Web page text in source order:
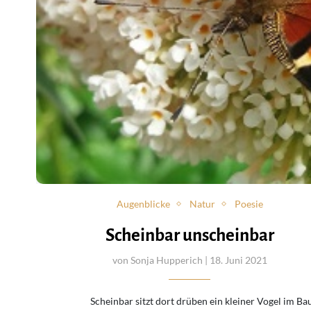
Augenblicke Natur Poesie
Scheinbar unscheinbar
von Sonja Hupperich | 18. Juni 2021
Scheinbar sitzt dort drüben ein kleiner Vogel im